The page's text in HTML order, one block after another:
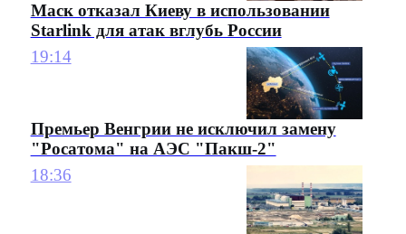
Маск отказал Киеву в использовании
Starlink для атак вглубь России
19:14
Премьер Венгрии не исключил замену
"Росатома" на АЭС "Пакш-2"
18:36